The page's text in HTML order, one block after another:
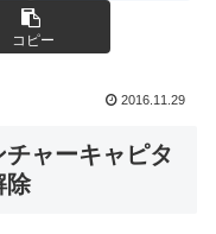
コピー
2016.11.29
ャーキャピタ
除